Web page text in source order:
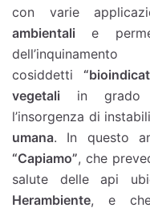
con varie
ambientali e
cosiddetti
vegetali in grado
l’insorgenza di
umana. In questo
“Capiamo”, che
salute delle api
Herambiente, e che